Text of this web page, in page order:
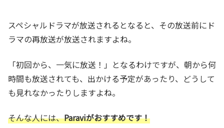
スペシャルドラマが放送されるとなると、その放送前にド
ラマの再放送が放送されますよね。
「初回から、一気に放送！」となるわけですが、朝から何
時間も放送されても、出かける予定があったり、どうして
も見れなかったりしますよね。
そんな人には、Paraviがおすすめです！